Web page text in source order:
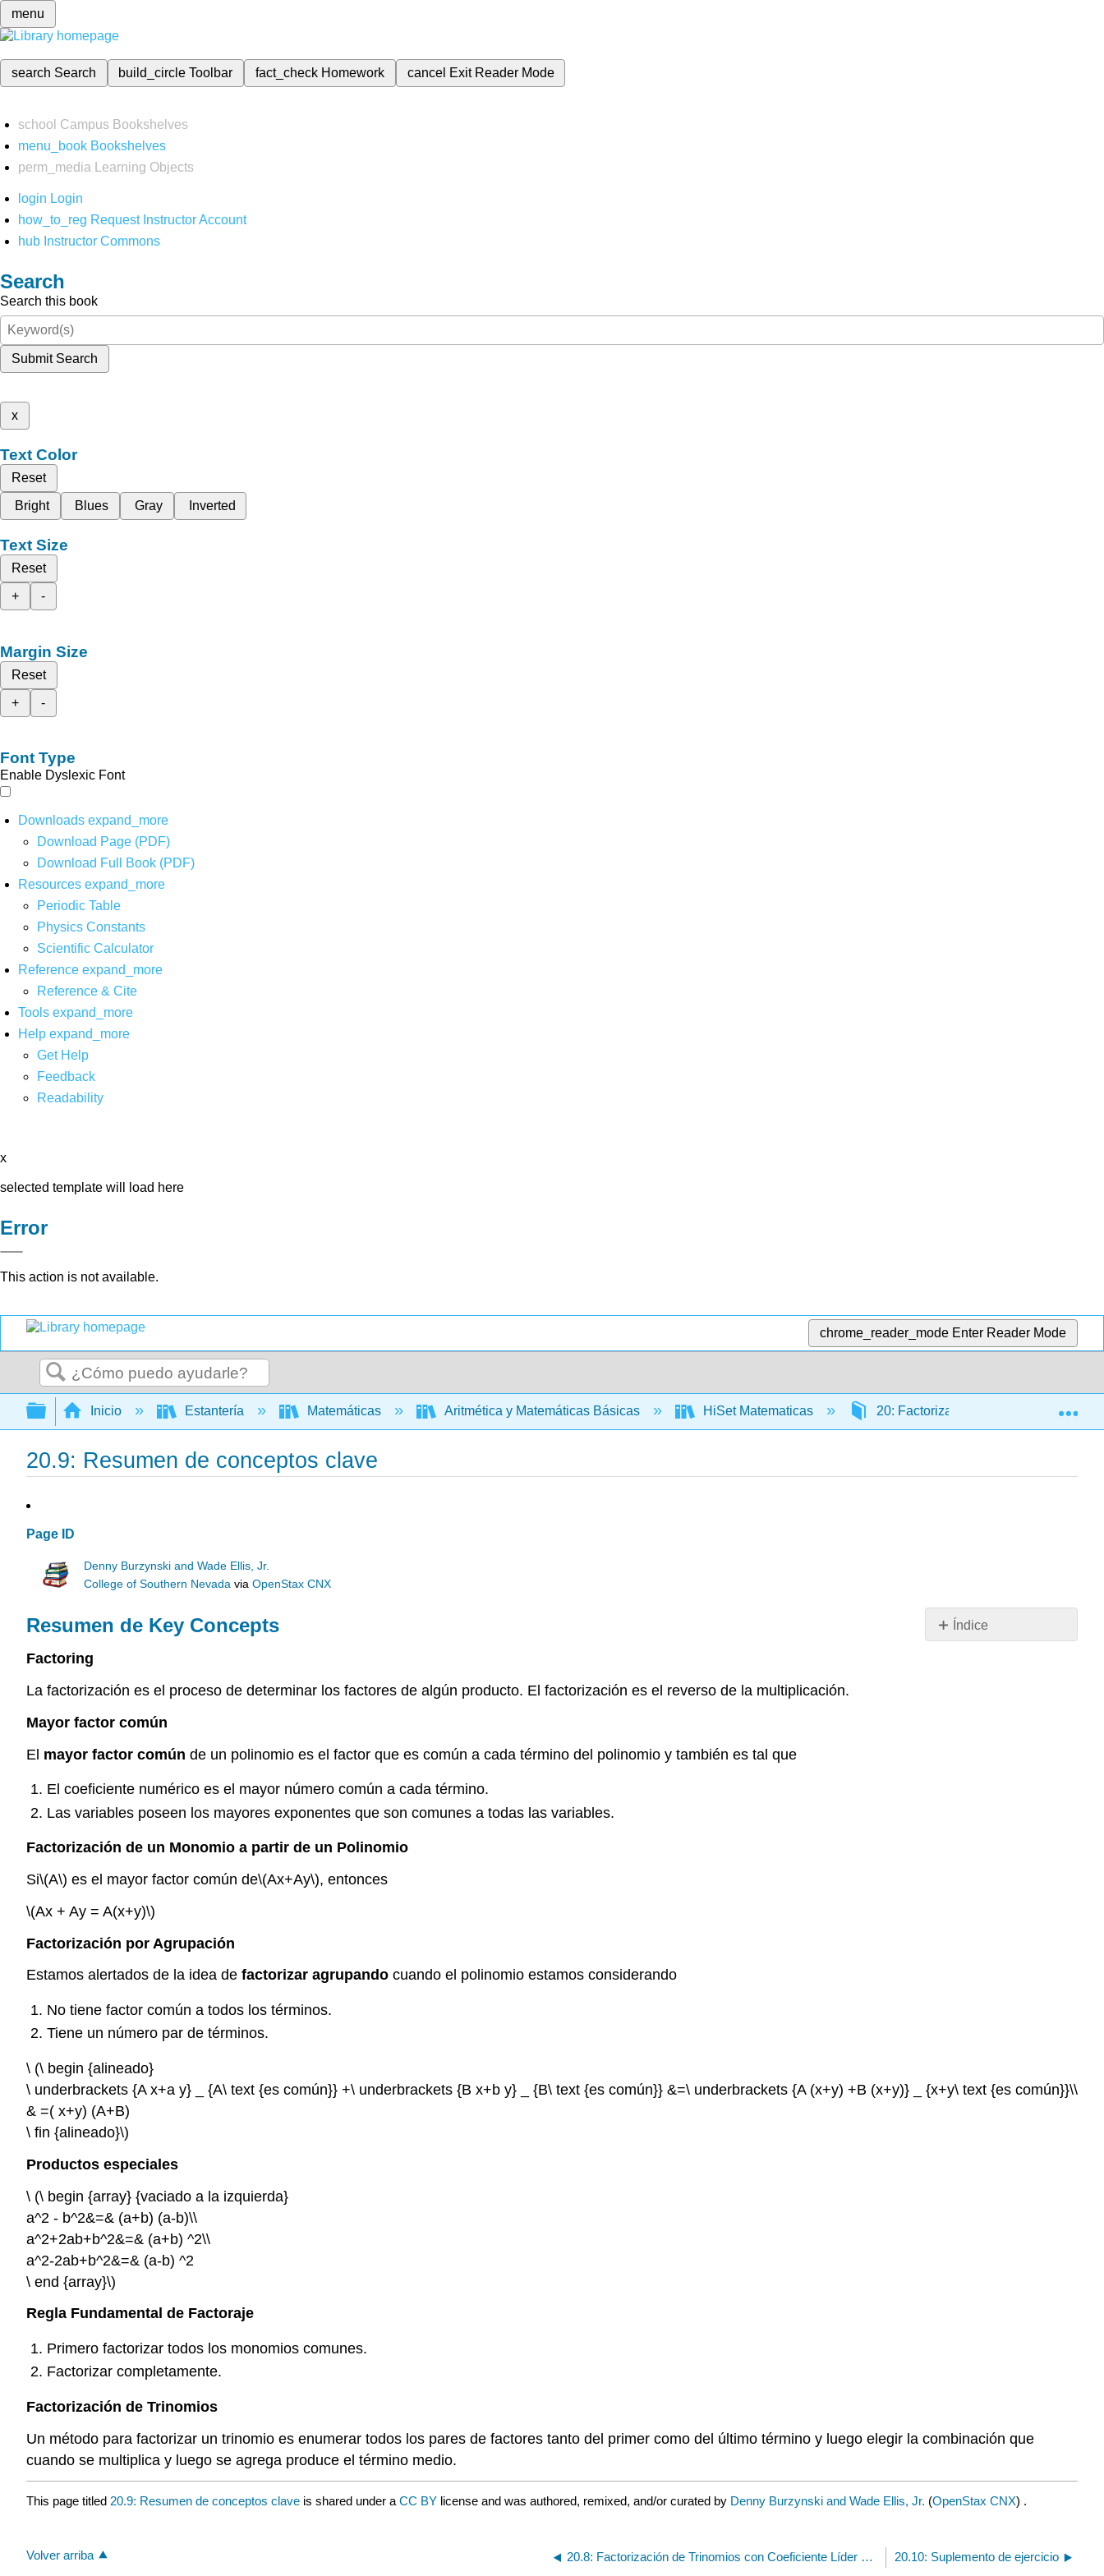
menu
search Search build_circleToolbar fact_check Homework cancel Exit Reader Mode
school Campus Bookshelves
menu_book Bookshelves
perm_media
Learning Objects
login Login
how_to_reg Request Instructor Account
hub Instructor Commons
Search
Search this book
Submit Search
x
Text Color
Reset
Bright
Blues Gray Inverted
Text Size
Reset
+
-
Margin Size
Reset
+
-
Font Type
Enable Dyslexic Font
Downloads expand_more
Download Page (PDF)
Download Full Book (PDF)
Resources expand_more
Periodic Table
Physics Constants
Scientific Calculator
Reference expand_more
Reference & Cite
Tools expand_more
Help expand_more
Get Help
Feedback
Readability
x
selected template will load here
Error
This action is not available.
chrome_reader_mode Enter Reader Mode
Buscar
Expandir/contraer jerarquía global
Inicio Estantería Matemáticas Aritmética y Matemáticas Básicas HiSet Matematicas 20: Factorización de polinomios
20.9: Resumen de conceptos clave
Page ID
Denny Burzynski and Wade Ellis, Jr.
College of Southern Nevada viaOpenStax CNX
Índice
Resumen de Key Concepts
Factoring
La factorización es el proceso de determinar los factores de algún producto. El factorización es el reverso de la multiplicación.
Mayor factor común
El mayor factor común de un polinomio es el factor que es común a cada término del polinomio y también es tal que
El coeficiente numérico es el mayor número común a cada término.
Las variables poseen los mayores exponentes que son comunes a todas las variables.
Factorización de un Monomio a partir de un Polinomio
Si\(A\) es el mayor factor común de\(Ax+Ay\), entonces
\(Ax + Ay = A(x+y)\)
Factorización por Agrupación
Estamos alertados de la idea de factorizar agrupando cuando el polinomio estamos considerando
No tiene factor común a todos los términos.
Tiene un número par de términos.
\ (\ begin {alineado}
\ underbrackets {A x+a y} _ {A\ text {es común}} +\ underbrackets {B x+b y} _ {B\ text {es común}} &=\ underbrackets {A (x+y) +B (x+y)} _ {x+y\ text {es común}}\\
& =( x+y) (A+B)
\ fin {alineado}\)
Productos especiales
\ (\ begin {array} {vaciado a la izquierda}
a^2 - b^2&=& (a+b) (a-b)\\
a^2+2ab+b^2&=& (a+b) ^2\\
a^2-2ab+b^2&=& (a-b) ^2
\ end {array}\)
Regla Fundamental de Factoraje
Primero factorizar todos los monomios comunes.
Factorizar completamente.
Factorización de Trinomios
Un método para factorizar un trinomio es enumerar todos los pares de factores tanto del primer como del último término y luego elegir la combinación que
cuando se multiplica y luego se agrega produce el término medio.
This page titled 20.9: Resumen de conceptos clave is shared under a CC BY license and was authored, remixed, and/or curated by Denny Burzynski and Wade Ellis, Jr. (OpenStax CNX) .
Volver arriba 20.8: Factorización de Trinomios con Coeficiente Líder Diferente de 1 20.10: Suplemento de ejercicio